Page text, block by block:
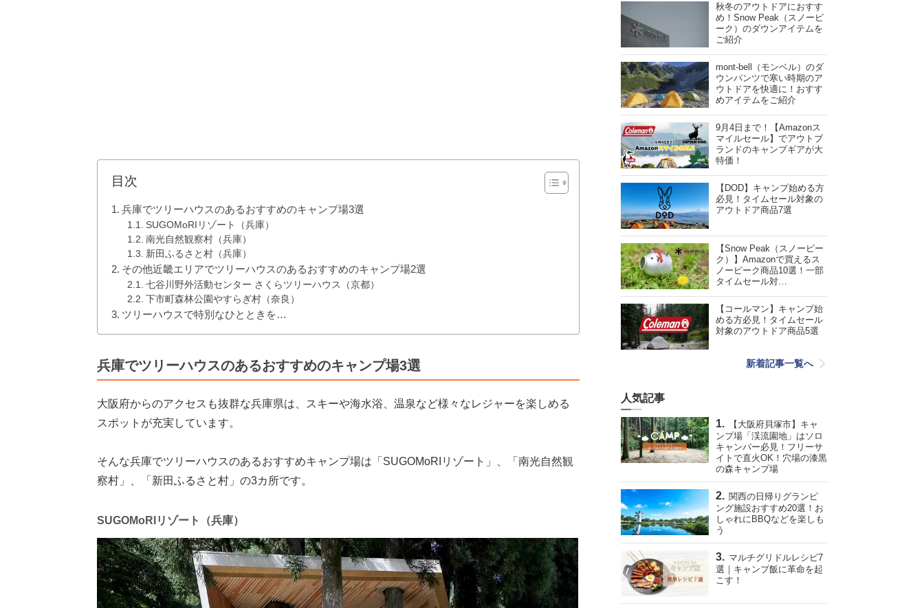
目次
兵庫でツリーハウスのあるおすすめのキャンプ場3選
SUGOMoRIリゾート（兵庫）
南光自然観察村（兵庫）
新田ふるさと村（兵庫）
その他近畿エリアでツリーハウスのあるおすすめのキャンプ場2選
七谷川野外活動センター さくらツリーハウス（京都）
下市町森林公園やすらぎ村（奈良）
ツリーハウスで特別なひとときを…
兵庫でツリーハウスのあるおすすめのキャンプ場3選
大阪府からのアクセスも抜群な兵庫県は、スキーや海水浴、温泉など様々なレジャーを楽しめる
スポットが充実しています。
そんな兵庫でツリーハウスのあるおすすめキャンプ場は「SUGOMoRIリゾート」、「南光自然観
察村」、「新田ふるさと村」の3カ所です。
SUGOMoRIリゾート（兵庫）
秋冬のアウトドアにおすす
め！Snow Peak（スノーピ
ーク）のダウンアイテムを
ご紹介
mont-bell（モンベル）のダ
ウンパンツで寒い時期のア
ウトドアを快適に！おすす
めアイテムをご紹介
9月4日まで！【Amazonス
マイルセール】でアウトブ
ランドのキャンプギアが大
特価！
【DOD】キャンプ始める方
必見！タイムセール対象の
アウトドア商品7選
【Snow Peak（スノーピー
ク）】Amazonで買えるス
ノーピーク商品10選！一部
タイムセール対…
【コールマン】キャンプ始
める方必見！タイムセール
対象のアウトドア商品5選
新着記事一覧へ
人気記事
【大阪府貝塚市】キャ
ンプ場「渓流園地」はソロ
キャンパー必見！フリーサ
イトで直火OK！穴場の漆黒
の森キャンプ場
関西の日帰りグランピ
ング施設おすすめ20選！お
しゃれにBBQなどを楽しも
う
マルチグリドルレシピ7
選｜キャンプ飯に革命を起
こす！